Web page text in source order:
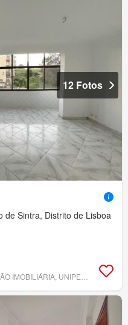
12 Fotos
de Sintra, Distrito de Lisboa